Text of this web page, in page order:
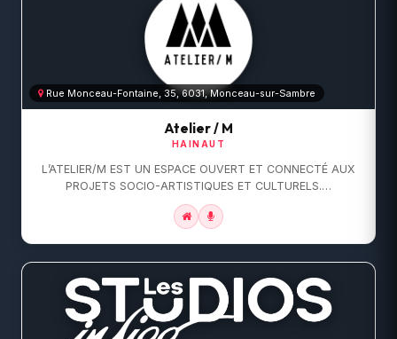
Rue Monceau-Fontaine, 35, 6031, Monceau-sur-Sambre
Atelier / M
HAINAUT
L’ATELIER/M EST UN ESPACE OUVERT ET CONNECTÉ AUX
PROJETS SOCIO-ARTISTIQUES ET CULTURELS.…